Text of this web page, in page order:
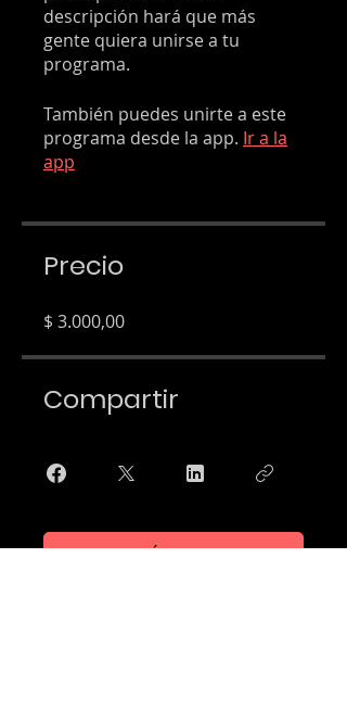
descripción hará que más
gente quiera unirse a tu
programa.
También puedes unirte a este
programa desde la app. Ir a la
app
Precio
$ 3.000,00
Compartir
Únete